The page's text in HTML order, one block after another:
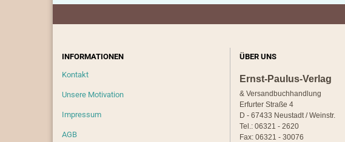
INFORMATIONEN
Kontakt
Unsere Motivation
Impressum
AGB
ÜBER UNS
Ernst-Paulus-Verlag
& Versandbuchhandlung
Erfurter Straße 4
D - 67433 Neustadt / Weinstr.
Tel.: 06321 - 2620
Fax: 06321 - 30076